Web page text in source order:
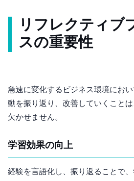
リフレクティブ
スの重要性
急速に変化するビジネス環境にお
動を振り返り、改善していくこと
欠かせません。
学習効果の向上
経験を言語化し、振り返ることで